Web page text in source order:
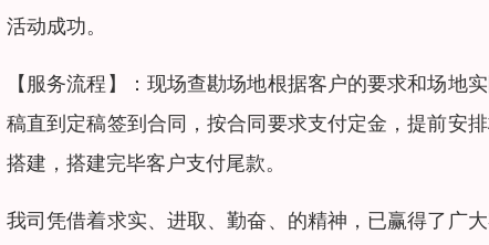
活动成功。
【服务流程】：现场查勘场地根据客户的要求和场
稿直到定稿签到合同，按合同要求支付定金，提前安
搭建，搭建完毕客户支付尾款。
我司凭借着求实、进取、勤奋、的精神，已赢得了广